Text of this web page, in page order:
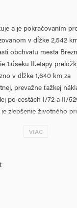
a je pokračovaním
v dĺžke 2,542
obchvatu mesta
1.úseku II.etapy
v dĺžke 1,640 km za
prevažne ťažkej
po cestách I/72 a II/
zlepšenie životného
dopravného komfortu
na výstavbu a
z nasledovných aktivít:
projektové práce,
VIAC